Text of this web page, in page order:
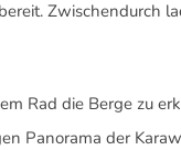
Zwischendurch
Rad die Berge zu
Panorama der